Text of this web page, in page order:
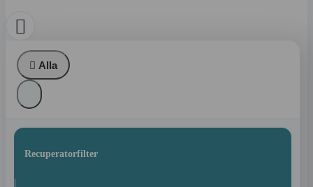

 Alla
Recuperatorfilter